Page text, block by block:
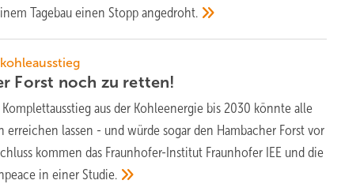
Tagebau einen Stoppangedroht.
Forst noch zu retten!
aus der Kohleenergie bis 2030 könnte alle
lassen - und würde sogar den Hambacher Forst vor
kommen das Fraunhofer-Institut Fraunhofer IEE und die
in einerStudie.